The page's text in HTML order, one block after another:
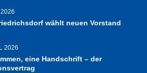
wählt neuen Vorstand
2026
eine Handschrift – der